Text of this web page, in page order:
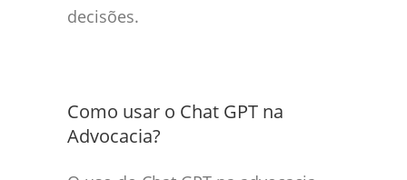
decisões.
Como usar o Chat GPT na
Advocacia?